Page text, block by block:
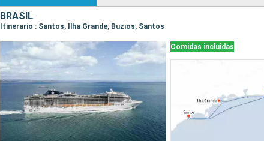
BRASIL
Itinerario : Santos, Ilha Grande, Buzios, Santos
Comidas incluidas